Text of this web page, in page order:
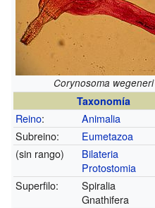
Corynosoma wegeneri
Taxonomía
Reino:
Animalia
Subreino:
Eumetazoa
(sin rango)
Bilateria
Protostomia
Superfilo:
Spiralia
Gnathifera